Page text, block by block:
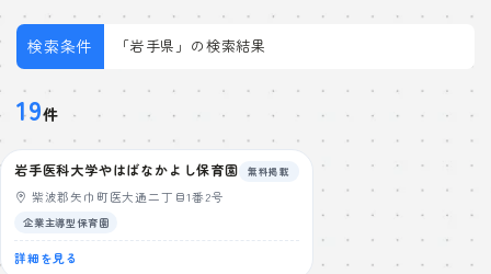
「岩手県」の検索結果
19件
岩手医科大学やはばなかよし保育園 無料掲載
紫波郡矢巾町医大通二丁目1番2号
企業主導型保育園
詳細を見る